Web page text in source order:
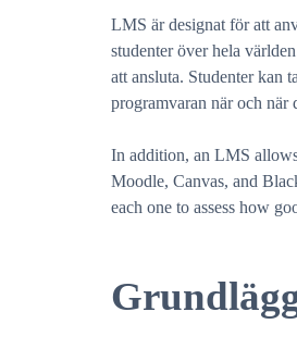
LMS är designat för att
studenter över hela
att ansluta. Studenter kan
programvaran när och när
In addition, an LMS
Moodle, Canvas, and
each one to assess how